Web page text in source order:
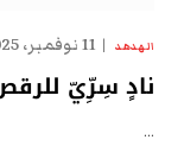
الهدهد 11 نوفمبر، 2025
نادٍ سِرِّيّ
…